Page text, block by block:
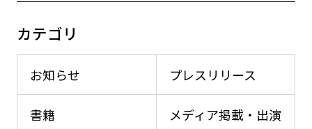
カテゴリ
お知らせ プレスリリース
メディア掲載・出演
書籍